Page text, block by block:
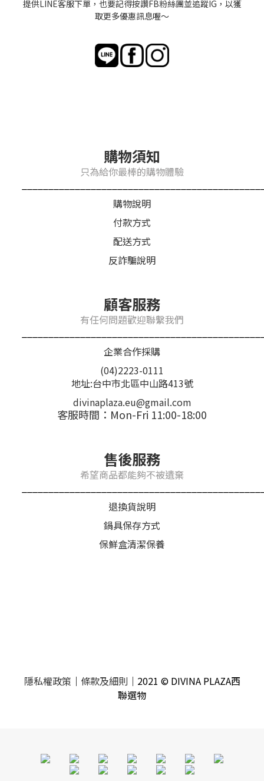
提供LINE客服下單，也要記得按讚FB粉絲團並追蹤IG，以獲
取更多優惠訊息喔～
購物須知
只為給你最棒的購物體驗
購物說明
付款方式
配送方式
反詐騙說明
顧客服務
有任何問題歡迎聯繫我們
企業合作採購
(04)2223-0111
地址:台中市北區中山路413號
divinaplaza.eu@gmail.com
客服時間：Mon-Fri 11:00-18:00
售後服務
希望商品都能夠不被遺棄
退換貨說明
鍋具保存方式
保鮮盒清潔保養
隱私權政策 ｜ 條款及細則 ｜2021 © DIVINA PLAZA西
聯選物